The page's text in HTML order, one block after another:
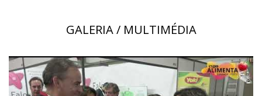
GALERIA / MULTIMÉDIA